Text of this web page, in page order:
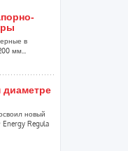
в
мм...
диаметре
новый
Regula